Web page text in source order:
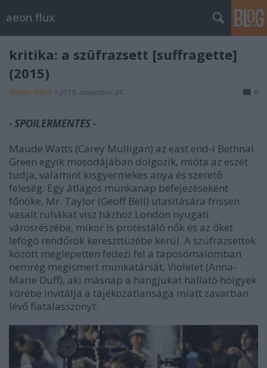
aeon flux
kritika: a szüfrazsett [suffragette]
(2015)
Richter Viktor • 2015. november 24. 0
- SPOILERMENTES -
Maude Watts (Carey Mulligan) az east end-i Bethnal
Green egyik mosodájában dolgozik, mióta az eszét
tudja, valamint kisgyermekes anya és szerető
feleség. Egy átlagos munkanap befejezéseként
főnöke, Mr. Taylor (Geoff Bell) utasítására frissen
vasalt ruhákat visz házhoz London nyugati
városrészébe, mikor is protestáló nők és az őket
lefogó rendőrök kereszttüzébe kerül. A szüfrazsettek
között meglepetten fedezi fel a taposómalomban
nemrég megismert munkatársát, Violetet (Anna-
Marie Duff), aki másnap a hangjukat hallató hölgyek
körébe invitálja a tájékozatlansága miatt zavarban
lévő fiatalasszonyt.